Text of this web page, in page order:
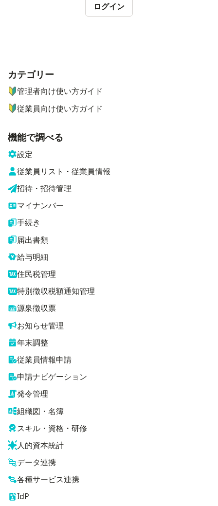
ログイン
ナビゲーションメニュー
カテゴリー
管理者向け使い方ガイド
従業員向け使い方ガイド
機能で調べる
設定
従業員リスト・従業員情報
招待・招待管理
マイナンバー
手続き
届出書類
給与明細
住民税管理
特別徴収税額通知管理
源泉徴収票
お知らせ管理
年末調整
従業員情報申請
申請ナビゲーション
発令管理
組織図・名簿
スキル・資格・研修
人的資本統計
データ連携
各種サービス連携
IdP